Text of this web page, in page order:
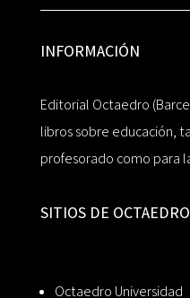
INFORMACIÓN
Editorial Octaedro
libros sobre educación,
profesorado como para
SITIOS DE OCTAEDRO
Octaedro Universidad